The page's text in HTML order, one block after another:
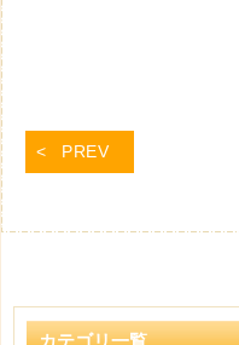
PREV
カテゴリ一覧